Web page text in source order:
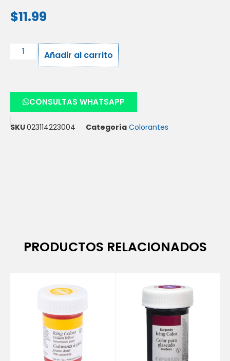
$11.99
Añadir al carrito
CONSULTAS WHATSAPP
SKU023114223004 Categoría Colorantes
PRODUCTOS RELACIONADOS